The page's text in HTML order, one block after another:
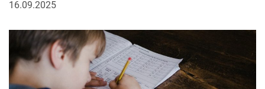
16.09.2025